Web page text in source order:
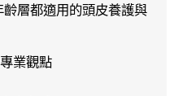
層都適用的頭皮養護與
業觀點